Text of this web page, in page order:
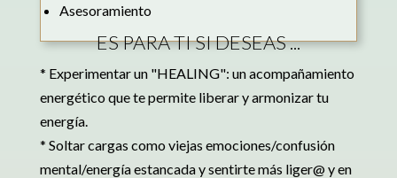
Asesoramiento
ES PARA TI SI DESEAS ...
* Experimentar un "HEALING": un acompañamiento
energético que te permite liberar y armonizar tu
energía.
* Soltar cargas como viejas emociones/confusión
mental/energía estancada y sentirte más liger@ y en